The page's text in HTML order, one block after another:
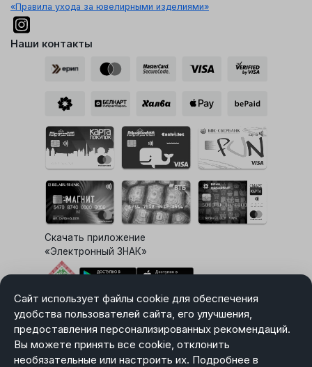
Сайт использует файлы cookie для обеспечения
удобства пользователей сайта, его улучшения,
предоставления персонализированных рекомендаций.
Вы можете принять все cookie, отклонить
необязательные или настроить их. Подробнее в
«Правила ухода за ювелирными изделиями»
Наши контакты
Скачать приложение
«Электронный ЗНАК»
Выбор настроек Cookie
Карта сайта